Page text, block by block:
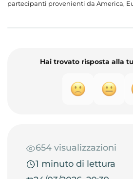
partecipanti provenienti da America,
Hai trovato risposta alla
654 visualizzazioni
1 minuto di lettura